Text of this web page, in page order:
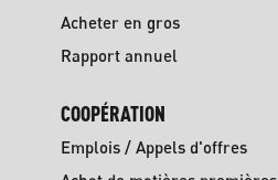
Acheter en gros
Rapport annuel
COOPÉRATION
Emplois / Appels d'offres